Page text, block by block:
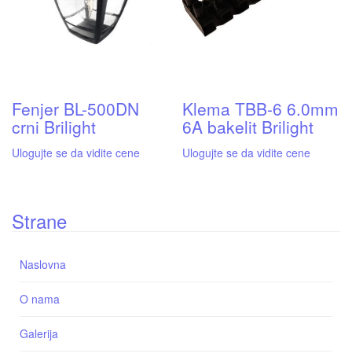
Fenjer BL-500DN
crni Brilight
Ulogujte se da vidite cene
Klema TBB-6 6.0mm
6A bakelit Brilight
Ulogujte se da vidite cene
Strane
Naslovna
O nama
Galerija